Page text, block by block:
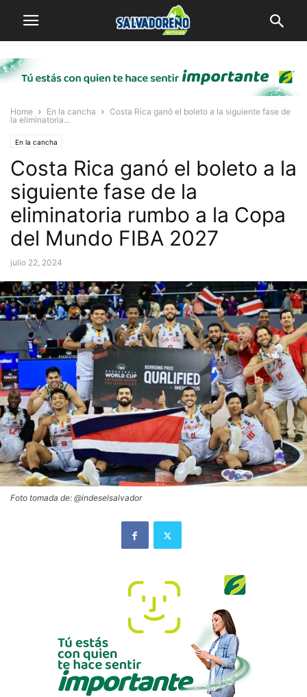
Home En la cancha
Costa Rica ganó el boleto a la siguiente fase de
la eliminatoria...
En la cancha
Costa Rica ganó el boleto a la
siguiente fase de la
eliminatoria rumbo a la Copa
del Mundo FIBA 2027
julio 22, 2024
Foto tomada de: @indeselsalvador